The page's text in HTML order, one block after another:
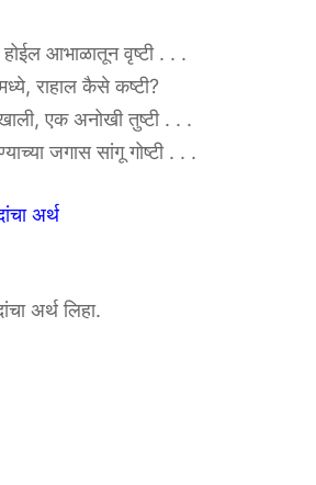
आभाळातून वृष्टी . . .
राहाल कैसे कष्टी?
एक अनोखी तुष्टी . . .
जगास सांगू गोष्टी . . .
अर्थ
अर्थ लिहा.